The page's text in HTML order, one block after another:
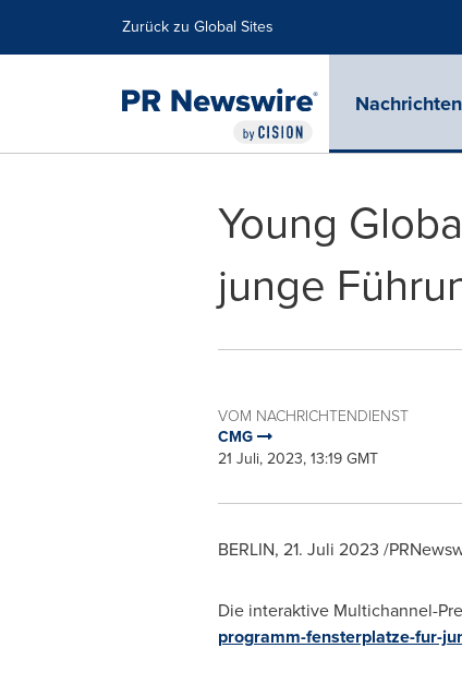
Zurück zu Global Sites
Nachrichten
Young
junge
VOM NACHRICHTENDIENST
CMG
21 Juli, 2023, 13:19 GMT
BERLIN, 21. Juli 2023 /
Die interaktive Multichannel-
programm-fensterplatze-fur-